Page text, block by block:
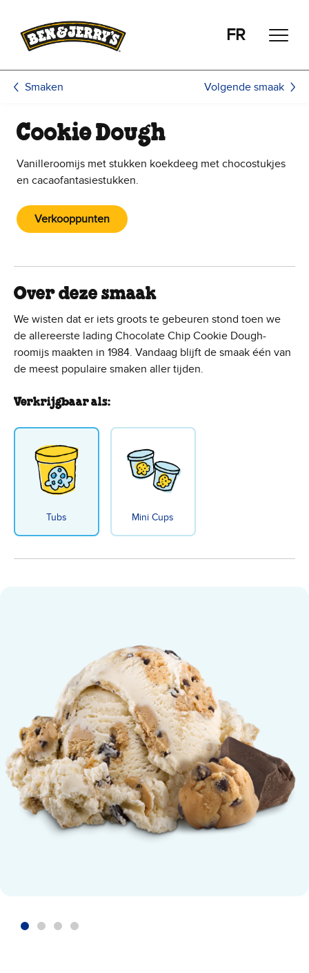
FR
Smaken Volgende smaak
Cookie Dough
Vanilleroomijs met stukken koekdeeg met chocostukjes
en cacaofantasiestukken.
Verkooppunten
Over deze smaak
We wisten dat er iets groots te gebeuren stond toen we
de allereerste lading Chocolate Chip Cookie Dough-
roomijs maakten in 1984. Vandaag blijft de smaak één van
de meest populaire smaken aller tijden.
Verkrijgbaar als:
Tubs Mini Cups